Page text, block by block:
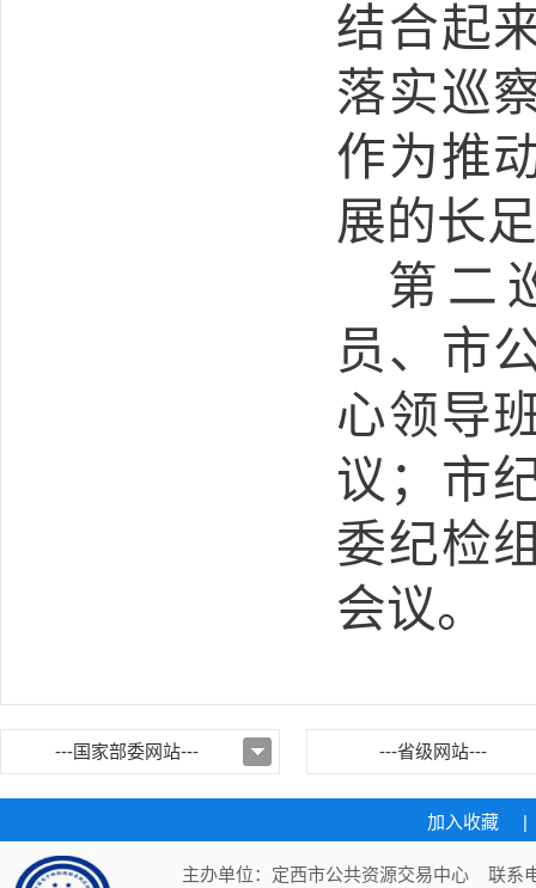
结合起
落实巡
作为推
展的长
第 二
员、 市
心领导
议； 市
委纪检
会议。
---国家部委网站--- ---省级网站---
加入收藏 |
主办单位：定西市公共资源交易中心 联系